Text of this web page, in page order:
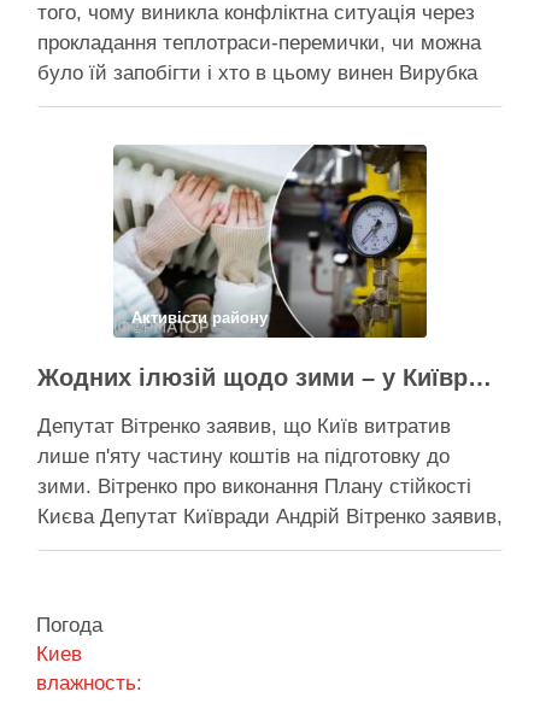
того, чому виникла конфліктна ситуація через
прокладання теплотраси-перемички, чи можна
було їй запобігти і хто в цьому винен Вирубка
дерев триває, почали й прокладати теплотрасу
суботу, 8 серпня 2026 року, на Теремках у Києві
почалася вже …
Поділитися у соцмережах:
Активісти району
Жодних ілюзій щодо зими – у Київраді закидають, що КМДА виконала План стійкості на 20%
Депутат Вітренко заявив, що Київ витратив
лише п'яту частину коштів на підготовку до
зими. Вітренко про виконання Плану стійкості
Києва Депутат Київради Андрій Вітренко заявив,
що станом на 5 серпня столична влада
старту опалювального сезону …
Погода
Киев
влажность: